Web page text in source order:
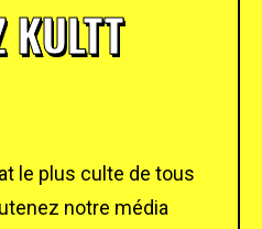
KULTT
le plus culte de tous
notre média